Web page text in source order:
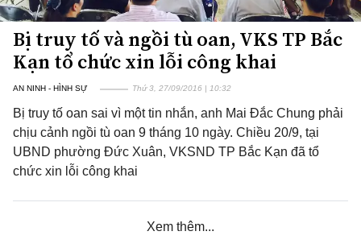
Bị truy tố và ngồi tù oan, VKS TP Bắc
Kạn tổ chức xin lỗi công khai
AN NINH - HÌNH SỰ Thứ 3, 27/09/2016 | 10:32
Bị truy tố oan sai vì một tin nhắn, anh Mai Đắc Chung phải
chịu cảnh ngồi tù oan 9 tháng 10 ngày. Chiều 20/9, tại
UBND phường Đức Xuân, VKSND TP Bắc Kạn đã tổ
chức xin lỗi công khai
Xem thêm...